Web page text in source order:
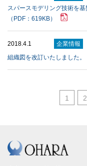
スパースモデリング技術を
（PDF：619KB）
2018.4.1
企業情報
組織図を改訂いたしました。
1 2